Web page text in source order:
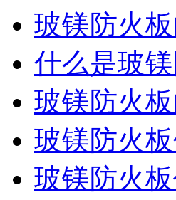
玻镁防火
什么是玻
玻镁防火
玻镁防火
玻镁防火